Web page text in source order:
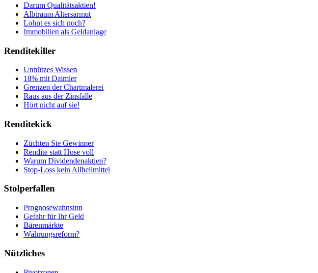
Darum Qualitätsaktien!
Albtraum Altersarmut
Lohnt es sich noch?
Immobilien als Geldanlage
Renditekiller
Unnützes Wissen
18% mit Daimler
Grenzen der Chartmalerei
Raus aus der Zinsfalle
Hört nicht auf sie!
Renditekick
Züchten Sie Gewinner
Rendite statt Hose voll
Warum Dividendenaktien?
Stop-Loss kein Allheilmittel
Stolperfallen
Prognosewahnsinn
Gefahr für Ihr Geld
Bärenmärkte
Währungsreform?
Nützliches